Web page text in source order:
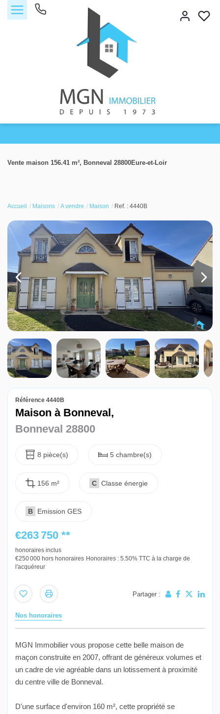
Vendre
Louer
Nos agences
Contact
Vente maison 156.41 m², Bonneval 28800Eure-et-Loir
Accueil Maisons A vendre Maison Ref. : 4440B
Référence 4440B
Maison à Bonneval,
Bonneval 28800
8 pièce(s) 5 chambre(s)
156 m² C Classe énergie
B Emission GES
€263 750 **
honoraires inclus
€250 000 hors honoraires Honoraires : 5.50% TTC à la charge de
l'acquéreur
Partager :
Nos honoraires
MGN Immobilier vous propose cette belle maison de
maçon construite en 2007, offrant de généreux volumes et
un cadre de vie agréable dans un lotissement à proximité
du centre ville de Bonneval.
D'une surface d'environ 160 m², cette propriété se